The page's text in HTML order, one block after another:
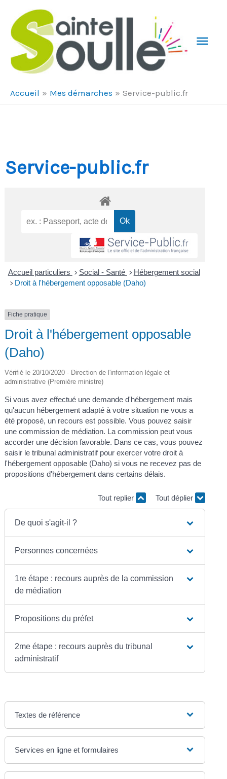
Accueil Mes démarches Service-public.fr
Service-public.fr
Accueil particuliers > Social - Santé > Hébergement social
> Droit à l'hébergement opposable (Daho)
Fiche pratique
Droit à l'hébergement opposable
(Daho)
Vérifié le 20/10/2020 - Direction de l'information légale et
administrative (Première ministre)
Si vous avez effectué une demande d'hébergement mais
qu'aucun hébergement adapté à votre situation ne vous a
été proposé, un recours est possible. Vous pouvez saisir
une commission de médiation. La commission peut vous
accorder une décision favorable. Dans ce cas, vous pouvez
saisir le tribunal administratif pour exercer votre droit à
l'hébergement opposable (Daho) si vous ne recevez pas de
propositions d'hébergement dans certains délais.
Tout replier Tout déplier
De quoi s'agit-il ?
Personnes concernées
1re étape : recours auprès de la commission
de médiation
Propositions du préfet
2me étape : recours auprès du tribunal
administratif
Textes de référence
Services en ligne et formulaires